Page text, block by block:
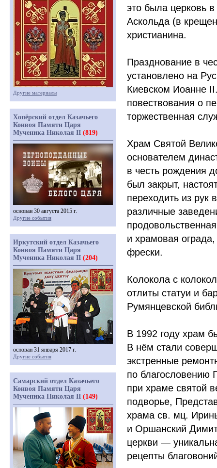
это была церковь
Аскольда (в
христианина.
Празднование в
установлено на
Киевском Иоанне
повествования о
торжественная
Храм Святой
основателем
в честь рождения
был закрыт,
переходить из рук
различные
и храмовая
фрески.
Колокола с
отлиты статуи и
Румянцевской
В 1992 году храм
В нём стали
экстренные
по благословению
при храме святой
подворье,
храма св. мц.
и Оршанский
церкви —
рецепты
Другие материалы
Хопёрский отдел Казачьего
Конвоя Памяти Царя
Мученика Николая II (819)
основан 30 августа 2015 г.
Другие события
Иркутский отдел Казачьего
Конвоя Памяти Царя
Мученика Николая II (204)
основан 31 января 2017 г.
Другие события
Самарский отдел Казачьего
Конвоя Памяти Царя
Мученика Николая II (149)